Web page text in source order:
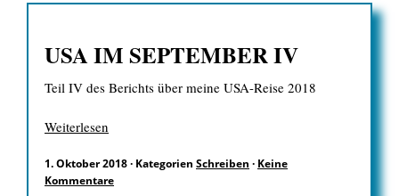
Übersetzen
Referenzen
Über mich
USA IM SEPTEMBER IV
Teil IV des Berichts über meine USA-Reise 2018
Weiterlesen
1. Oktober 2018· Kategorien Schreiben · Keine
Kommentare